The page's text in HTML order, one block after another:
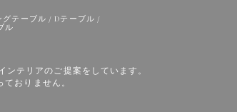
グテーブル / Dテーブル /
ル
ンテリアのご提案をしています。
おりません。